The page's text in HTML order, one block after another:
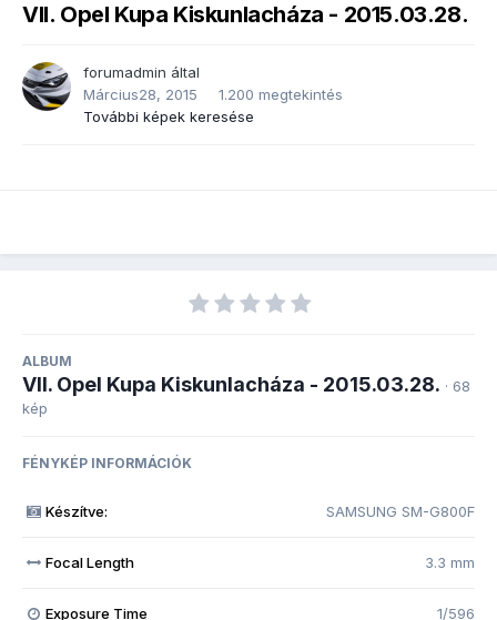
VII. Opel Kupa Kiskunlacháza - 2015.03.28.
forumadmin által
Március28, 2015
1.200 megtekintés
További képek keresése
ALBUM
VII. Opel Kupa Kiskunlacháza - 2015.03.28. · 68
kép
FÉNYKÉP INFORMÁCIÓK
Készítve: SAMSUNG SM-G800F
Focal Length 3.3 mm
Exposure Time 1/596